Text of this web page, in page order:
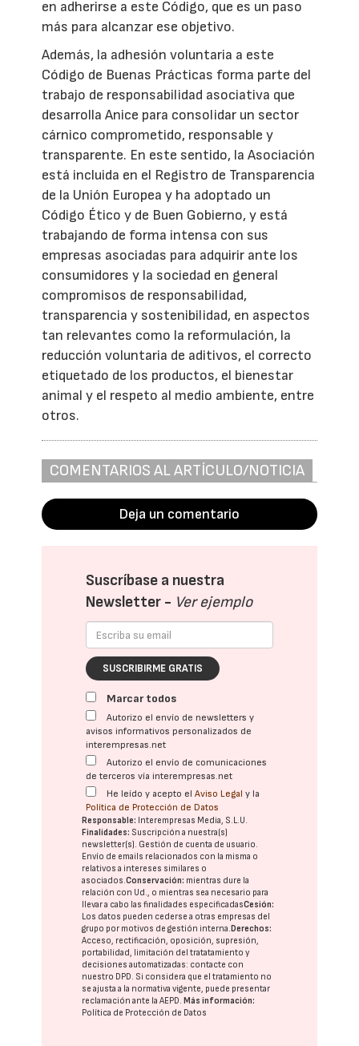
en adherirse a este Código, que es un paso
más para alcanzar ese objetivo.
Además, la adhesión voluntaria a este
Código de Buenas Prácticas forma parte del
trabajo de responsabilidad asociativa que
desarrolla Anice para consolidar un sector
cárnico comprometido, responsable y
transparente. En este sentido, la Asociación
está incluida en el Registro de Transparencia
de la Unión Europea y ha adoptado un
Código Ético y de Buen Gobierno, y está
trabajando de forma intensa con sus
empresas asociadas para adquirir ante los
consumidores y la sociedad en general
compromisos de responsabilidad,
transparencia y sostenibilidad, en aspectos
tan relevantes como la reformulación, la
reducción voluntaria de aditivos, el correcto
etiquetado de los productos, el bienestar
animal y el respeto al medio ambiente, entre
otros.
COMENTARIOS AL ARTÍCULO/NOTICIA
Deja un comentario
Suscríbase a nuestra
Newsletter - Ver ejemplo
SUSCRIBIRME GRATIS
Marcar todos
Autorizo el envío de newsletters y
avisos informativos personalizados de
interempresas.net
Autorizo el envío de comunicaciones
de terceros vía interempresas.net
He leído y acepto elAviso Legal y la
Política de Protección de Datos
Responsable: Interempresas Media, S.L.U.
Finalidades: Suscripción a nuestra(s)
newsletter(s). Gestión de cuenta de usuario.
Envío de emails relacionados con la misma o
relativos a intereses similares o
asociados.Conservación: mientras dure la
relación con Ud., o mientras sea necesario para
llevar a cabo las finalidades especificadasCesión:
Los datos pueden cederse a otras empresas del
grupo por motivos de gestión interna. Derechos:
Acceso, rectificación, oposición, supresión,
portabilidad, limitación del tratatamiento y
decisiones automatizadas: contacte con
nuestro DPD. Si considera que el tratamiento no
se ajusta a la normativa vigente, puede presentar
reclamación ante laAEPD. Más información:
Política de Protección de Datos